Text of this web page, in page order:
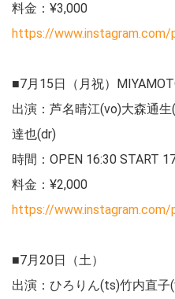
料金：¥3,000
https://www.instagram.com/
■7月15日（月祝）
出演：芦名晴江(vo)大森通
達也(dr)
時間：OPEN 16:30 START
料金：¥2,000
https://www.instagram.com/
■7月20日（土）
出演：ひろりん(ts)竹内直